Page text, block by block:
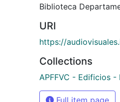
Biblioteca
URI
https://
Collections
APFFVC - Edificios -
Full item page